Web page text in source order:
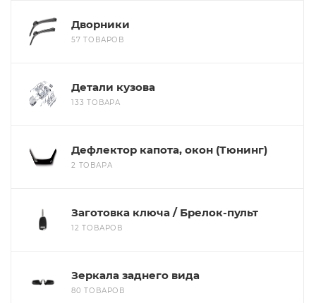
Дворники
57 ТОВАРОВ
Детали кузова
133 ТОВАРА
Дефлектор капота, окон (Тюнинг)
2 ТОВАРА
Заготовка ключа / Брелок-пульт
12 ТОВАРОВ
Зеркала заднего вида
80 ТОВАРОВ